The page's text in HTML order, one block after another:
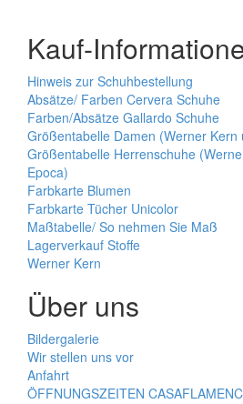
Kauf-
Hinweis zur Schuhbestellung
Absätze/ Farben Cervera Schuhe
Farben/Absätze Gallardo Schuhe
Größentabelle Damen (Werner Kern
Größentabelle Herrenschuhe
Epoca)
Farbkarte Blumen
Farbkarte Tücher Unicolor
Maßtabelle/ So nehmen Sie Maß
Lagerverkauf Stoffe
Werner Kern
Über uns
Bildergalerie
Wir stellen uns vor
Anfahrt
ÖFFNUNGSZEITEN